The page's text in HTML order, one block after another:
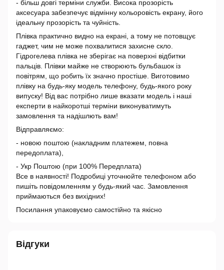
- більш довгі терміни служби. Висока прозорість
аксесуара забезпечує відмінну кольоровість екрану, його
ідеальну прозорість та чуйність.
Плівка практично видно на екрані, а тому не потовщує
гаджет, чим не може похвалитися захисне скло.
Гідрогелева плівка не зберігає на поверхні відбитки
пальців. Плівки майже не створюють бульбашок із
повітрям, що робить їх значно простіше. Виготовимо
плівку на будь-яку модель телефону, будь-якого року
випуску! Від вас потрібно лише вказати модель і наші
експерти в найкоротші терміни виконуватимуть
замовлення та надішлють вам!
Відправляємо:
- новою поштою (накладним платежем, повна
передоплата),
- Укр Поштою (при 100% Передплата)
Все в наявності! Подробиці уточнюйте телефоном або
пишіть повідомленням у будь-який час. Замовлення
приймаються без вихідних!
Посилання упаковуємо самостійно та якісно
Відгуки